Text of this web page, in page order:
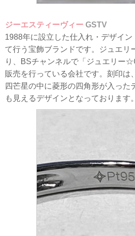
ジーエスティーヴィー GSTV
1988年に設立した仕入れ・デザイ
て行う宝飾ブランドです。ジュエリ
り、BSチャンネルで「ジュエリー
販売を行っている会社です。刻印は
四芒星の中に菱形の四角形が入った
も見えるデザインとなっております。